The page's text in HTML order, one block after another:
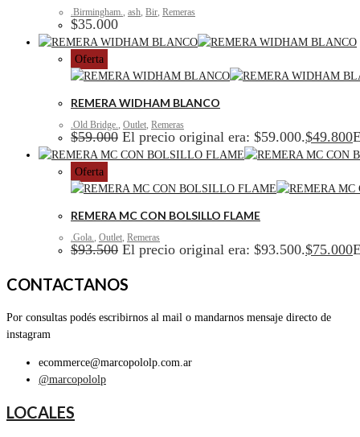
.Birmingham., ash, Bir, Remeras
$35.000
Oferta
REMERA WIDHAM BLANCO
.Old Bridge., Outlet, Remeras
$59.000 El precio original era: $59.000.$49.800
Oferta
REMERA MC CON BOLSILLO FLAME
.Gola., Outlet, Remeras
$93.500 El precio original era: $93.500.$75.000
CONTACTANOS
Por consultas podés escribirnos al mail o mandarnos mensaje directo de
instagram
ecommerce@marcopololp.com.ar
@marcopololp
LOCALES